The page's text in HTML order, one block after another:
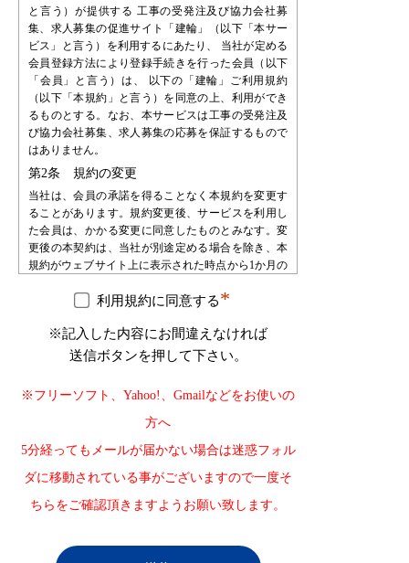
と言う）が提供する 工事の受発注及び協力会社募
集、求人募集の促進サイト「建輪」（以下「本サー
ビス」と言う）を利用するにあたり、 当社が定める
会員登録方法により登録手続きを行った会員（以下
「会員」と言う）は、 以下の「建輪」ご利用規約
（以下「本規約」と言う）を同意の上、利用ができ
るものとする。なお、本サービスは工事の受発注及
び協力会社募集、求人募集の応募を保証するもので
はありません。
第2条 規約の変更
当社は、会員の承諾を得ることなく本規約を変更す
ることがあります。規約変更後、サービスを利用し
た会員は、かかる変更に同意したものとみなす。変
更後の本契約は、当社が別途定める場合を除き、本
規約がウェブサイト上に表示された時点から1か月の
の責任において、確認するものとします。会員は、
立てることはできないものとします。
第3条 会員登録
り申し込みを行うものとします。会員登録の申込み
を受け、必要な審査・手続等を経た後で会員として
承認します。会員は、登録の時点で本規約の内容を
承諾したものとみなします。
第4条 会員登録の不承認
当社は登録審査の結果、登録申込をした自然人・法
人・団体・組織等が以下の何れかに該当することが
登録を承認しない場合があります。また、承認後に
利用規約に同意する*
※記入した内容にお間違えなければ
送信ボタンを押して下さい。
※フリーソフト、Yahoo!、Gmailなどをお使いの
方へ
5分経ってもメールが届かない場合は迷惑フォル
ダに移動されている事がございますので一度そ
ちらをご確認頂きますようお願い致します。